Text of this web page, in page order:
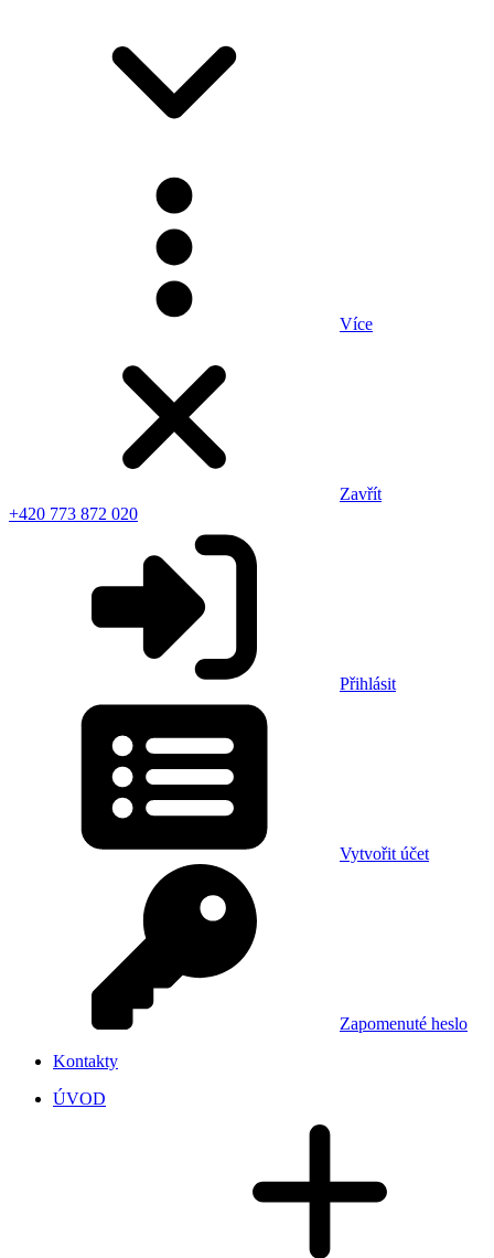
Více
Zavřít
+420 773 872 020
Přihlásit
Vytvořit účet
Zapomenuté heslo
Kontakty
ÚVOD